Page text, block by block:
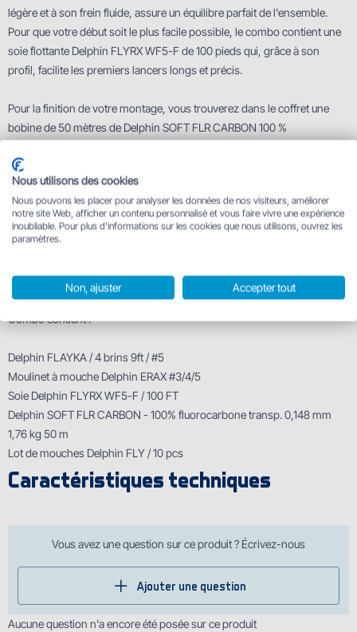
légère et à son frein fluide, assure un équilibre parfait de l'ensemble.
Pour que votre début soit le plus facile possible, le combo contient une
soie flottante Delphin FLYRX WF5-F de 100 pieds qui, grâce à son
profil, facilite les premiers lancers longs et précis.
Pour la finition de votre montage, vous trouverez dans le coffret une
bobine de 50 mètres de Delphin SOFT FLR CARBON 100 %
constitue un énorme avantage pour la pêche aux poissons méfiants
dans l'eau claire. La cerise sur le gâteau, c'est le lot de dix mouches
artificielles Delphin FLY, soigneusement montées pour tromper les
truites les plus méfiantes et vous permettre de remporter vos premiers
succès au bord. Le Delphin ReadyFLY offre une solution fonctionnelle et
devient accessible à tous les passionnés.
Combo contient :
Delphin FLAYKA / 4 brins 9ft / #5
Moulinet à mouche Delphin ERAX #3/4/5
Soie Delphin FLYRX WF5-F / 100 FT
Delphin SOFT FLR CARBON - 100% fluorocarbone transp. 0,148 mm
1,76 kg 50 m
Lot de mouches Delphin FLY / 10 pcs
Caractéristiques techniques
Vous avez une question sur ce produit ? Écrivez-nous
Ajouter une question
Aucune question n'a encore été posée sur ce produit
Nous utilisons des cookies
Nous pouvons les placer pour analyser les données de nos visiteurs, améliorer
notre site Web, afficher un contenu personnalisé et vous faire vivre une expérience
inoubliable. Pour plus d'informations sur les cookies que nous utilisons, ouvrez les
paramètres.
Non, ajuster Accepter tout